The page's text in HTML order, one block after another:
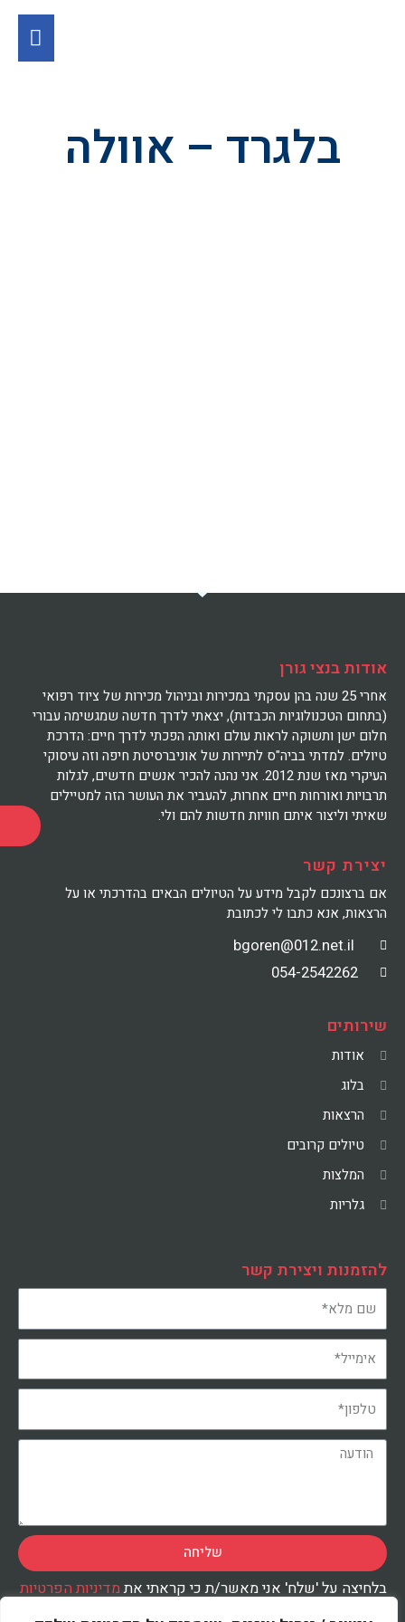
בלגרד – אוולה
אודות בנצי גורן
אחרי 25 שנה בהן עסקתי במכירות ובניהול מכירות של ציוד רפואי
(בתחום הטכנולוגיות הכבדות), יצאתי לדרך חדשה שמגשימה עבורי
חלום ישן ותשוקה לראות עולם ואותה הפכתי לדרך חיים: הדרכת
טיולים. למדתי בביה"ס לתיירות של אוניברסיטת חיפה וזה עיסוקי
העיקרי מאז שנת 2012. אני נהנה להכיר אנשים חדשים, לגלות
תרבויות ואורחות חיים אחרות, להעביר את העושר הזה למטיילים
שאיתי וליצור איתם חוויות חדשות להם ולי.
יצירת קשר
אם ברצונכם לקבל מידע על הטיולים הבאים בהדרכתי או על
הרצאות, אנא כתבו לי לכתובת
054-2542262
שירותים
אודות
בלוג
הרצאות
טיולים קרובים
המלצות
גלריות
להזמנות ויצירת קשר
שליחה
בלחיצה על 'שלח' אני מאשר/ת כי קראתי אתמדיניות הפרטיות